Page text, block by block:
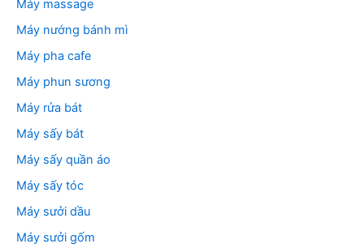
Máy massage
Máy nướng bánh mì
Máy pha cafe
Máy phun sương
Máy rửa bát
Máy sấy bát
Máy sấy quần áo
Máy sấy tóc
Máy sưởi dầu
Máy sưởi gốm